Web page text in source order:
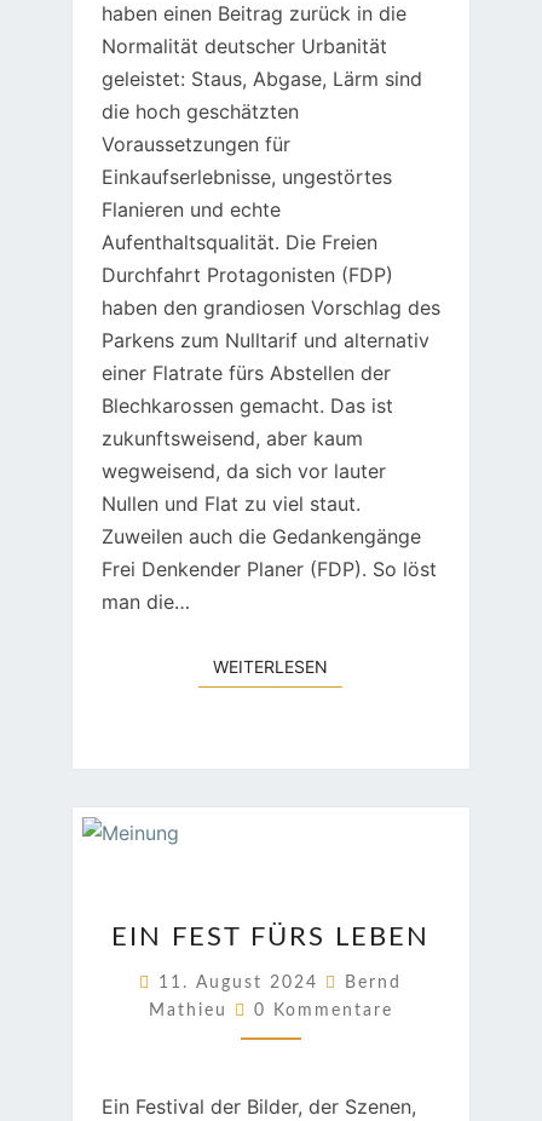
haben einen Beitrag zurück in die
Normalität deutscher Urbanität
geleistet: Staus, Abgase, Lärm sind
die hoch geschätzten
Voraussetzungen für
Einkaufserlebnisse, ungestörtes
Flanieren und echte
Aufenthaltsqualität. Die Freien
Durchfahrt Protagonisten (FDP)
haben den grandiosen Vorschlag des
Parkens zum Nulltarif und alternativ
einer Flatrate fürs Abstellen der
Blechkarossen gemacht. Das ist
zukunftsweisend, aber kaum
wegweisend, da sich vor lauter
Nullen und Flat zu viel staut.
Zuweilen auch die Gedankengänge
Frei Denkender Planer (FDP). So löst
man die…
WEITERLESEN
FEST
FÜRS
LEBEN
EIN FEST FÜRS LEBEN
11. August 2024
Bernd
Mathieu
Kommentare
0 Kommentare
Ein Festival der Bilder, der Szenen,